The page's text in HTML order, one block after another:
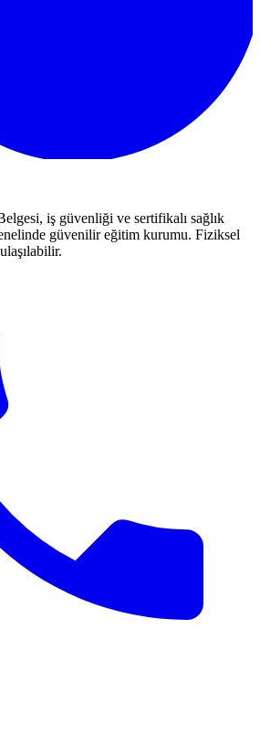
iş güvenliği ve sertifikalı sağlık
güvenilir eğitim kurumu. Fiziksel